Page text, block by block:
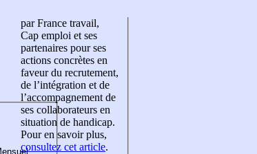
par France travail,
Cap emploi et ses
partenaires pour ses
actions concrètes en
faveur du recrutement,
de l’intégration et de
l’accompagnement de
ses collaborateurs en
situation de handicap.
Pour en savoir plus,
consultez cet article.